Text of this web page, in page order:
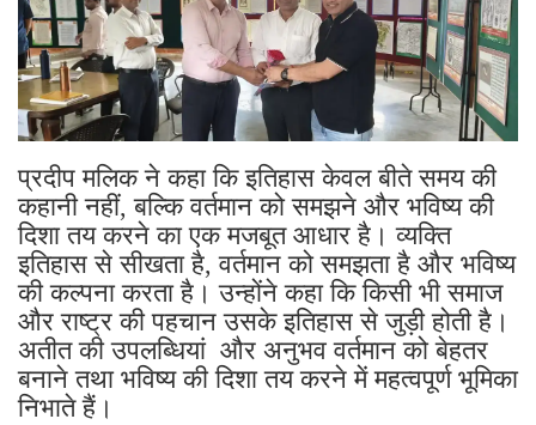
प्रदीप मलिक ने कहा कि इतिहास केवल बीते समय की
कहानी नहीं, बल्कि वर्तमान को समझने और भविष्य की
दिशा तय करने का एक मजबूत आधार है। व्यक्ति
इतिहास से सीखता है, वर्तमान को समझता है और भविष्य
की कल्पना करता है। उन्होंने कहा कि किसी भी समाज
और राष्ट्र की पहचान उसके इतिहास से जुड़ी होती है।
अतीत की उपलब्धियां और अनुभव वर्तमान को बेहतर
बनाने तथा भविष्य की दिशा तय करने में महत्वपूर्ण भूमिका
निभाते हैं।